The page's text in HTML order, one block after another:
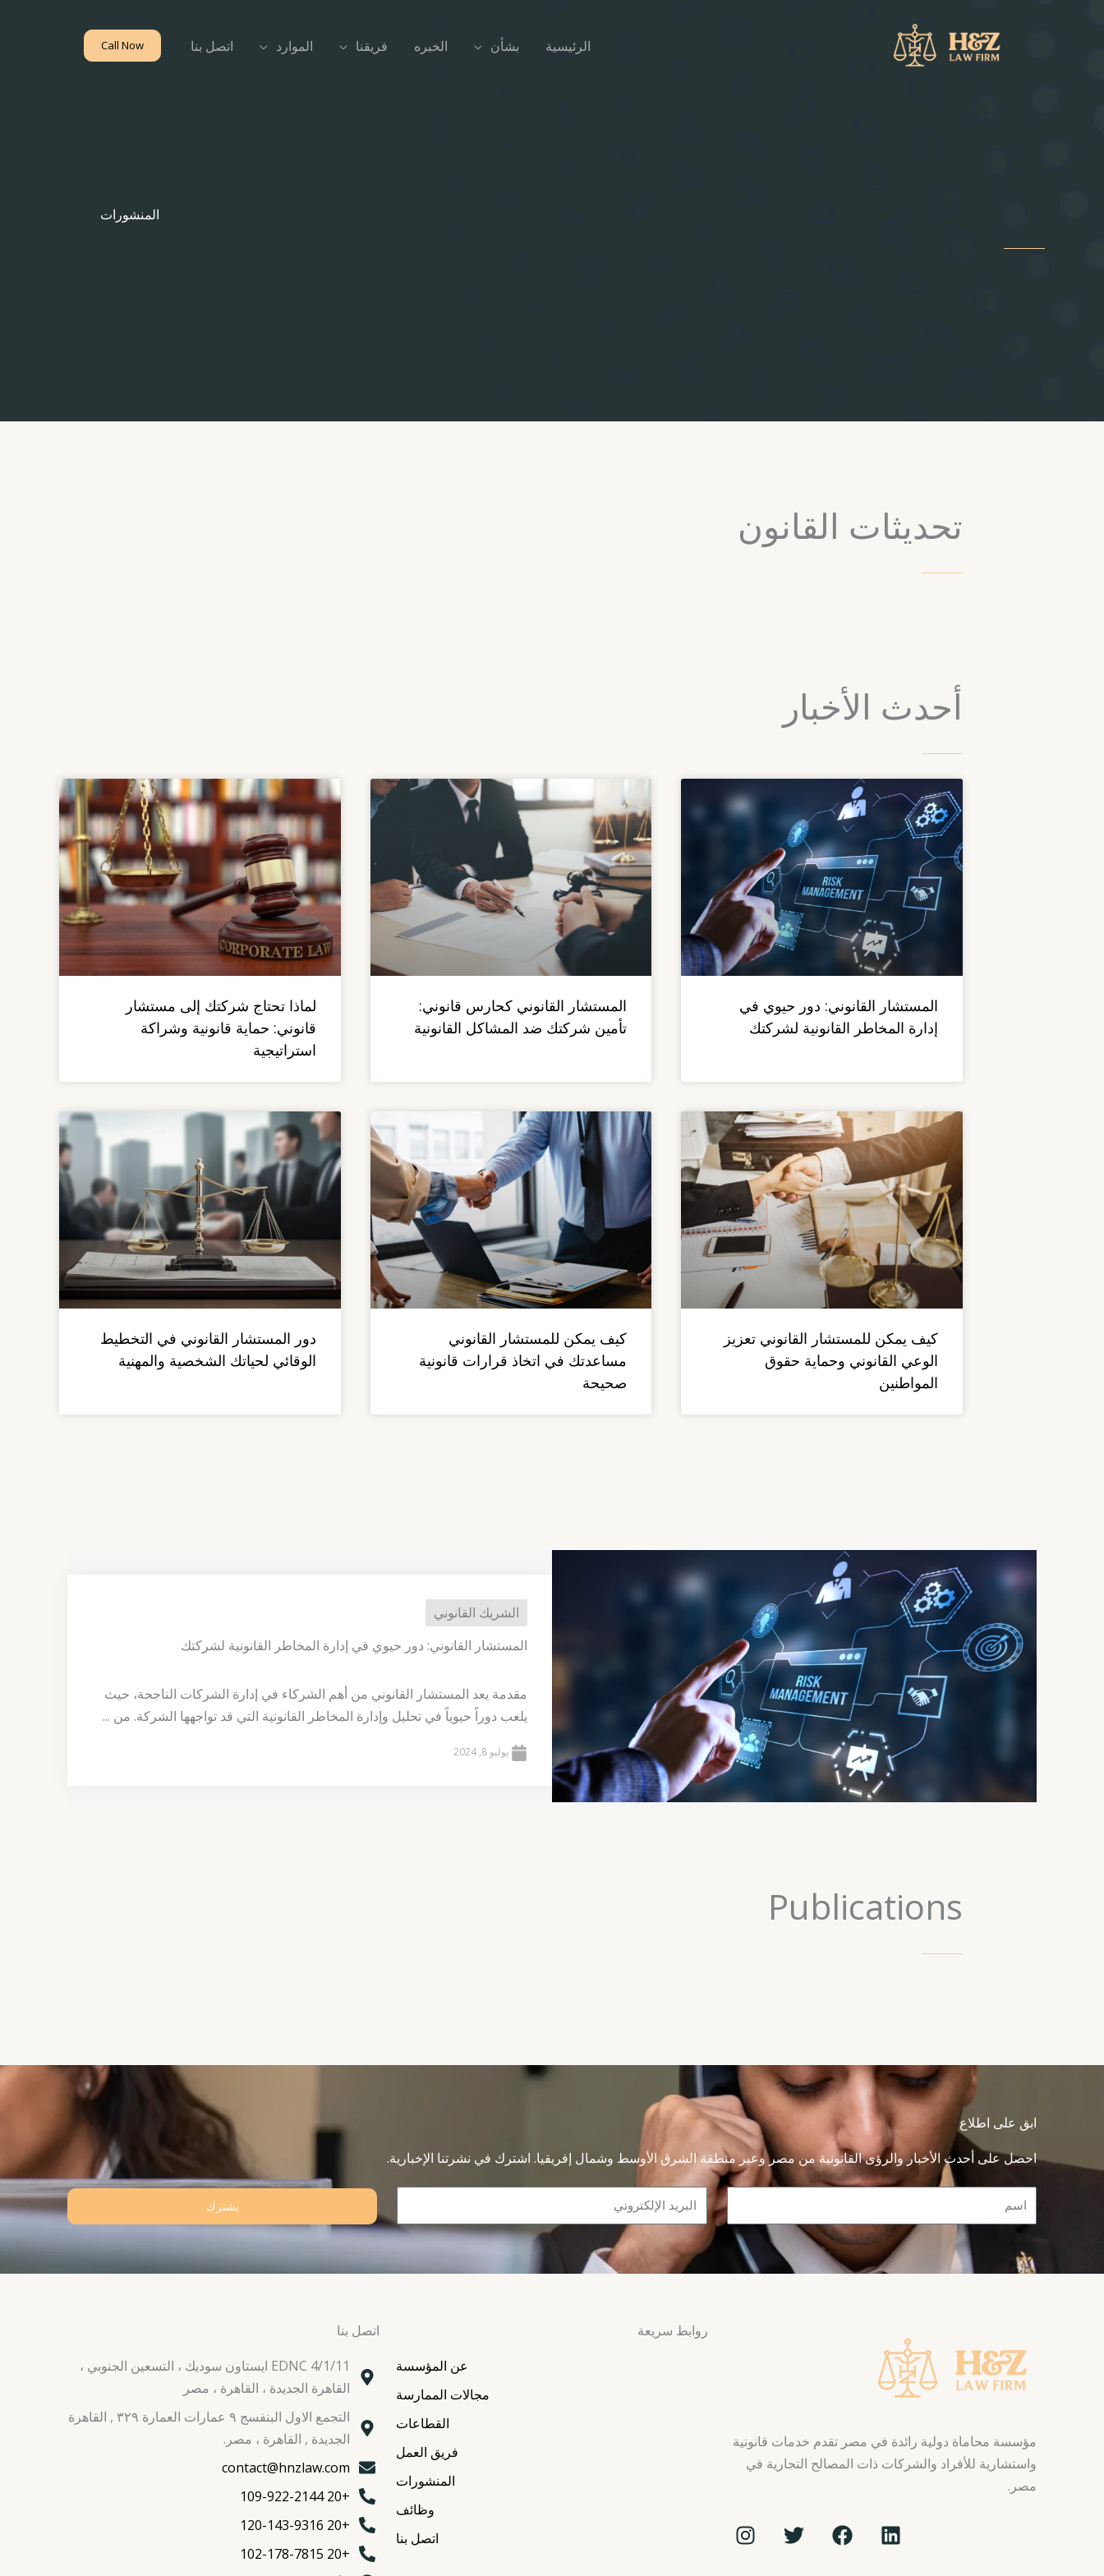
الرئيسية بشأن الخبره فريقنا الموارد اتصل بنا Call Now
المنشورات
تحديثات القانون
أحدث الأخبار
المستشار القانوني: دور حيوي في
إدارة المخاطر القانونية لشركتك
المستشار القانوني كحارس قانوني:
تأمين شركتك ضد المشاكل القانونية
لماذا تحتاج شركتك إلى مستشار
قانوني: حماية قانونية وشراكة
استراتيجية
كيف يمكن للمستشار القانوني تعزيز
الوعي القانوني وحماية حقوق
المواطنين
كيف يمكن للمستشار القانوني
مساعدتك في اتخاذ قرارات قانونية
صحيحة
دور المستشار القانوني في التخطيط
الوقائي لحياتك الشخصية والمهنية
الشريك القانوني
المستشار القانوني: دور حيوي في إدارة المخاطر القانونية لشركتك
مقدمة يعد المستشار القانوني من أهم الشركاء في إدارة الشركات الناجحة، حيث
يلعب دوراً حيوياً في تحليل وإدارة المخاطر القانونية التي قد تواجهها الشركة. من ...
يوليو 8, 2024
Publications
ابق على اطلاع
احصل على أحدث الأخبار والرؤى القانونية من مصر وعبر منطقة الشرق الأوسط وشمال إفريقيا. اشترك في نشرتنا الإخبارية.
Name
Email يشترك
مؤسسة محاماة دولية رائدة في مصر تقدم خدمات قانونية
واستشارية للأفراد والشركات ذات المصالح التجارية في
مصر.
L
i
F
a
T
w
I
n
روابط سريعة
عن المؤسسة
مجالات الممارسة
القطاعات
فريق العمل
المنشورات
وظائف
اتصل بنا
اتصل بنا
EDNC 4/1/11 ايستاون سوديك ، التسعين الجنوبي ،
القاهرة الجديدة ، القاهرة ، مصر
التجمع الاول البنفسج ٩ عمارات العمارة ٣٢٩ , القاهرة
الجديدة , القاهرة ، مصر.
contact@hnzlaw.com
+20 109-922-2144
+20 120-143-9316
+20 102-178-7815